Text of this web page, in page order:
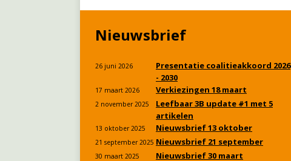
Nieuwsbrief
26 juni 2026
Presentatie coalitieakkoord 2026
- 2030
17 maart 2026 Verkiezingen 18 maart
2 november 2025
Leefbaar 3B update #1 met 5
artikelen
13 oktober 2025 Nieuwsbrief 13 oktober
21 september 2025 Nieuwsbrief 21 september
30 maart 2025 Nieuwsbrief 30 maart